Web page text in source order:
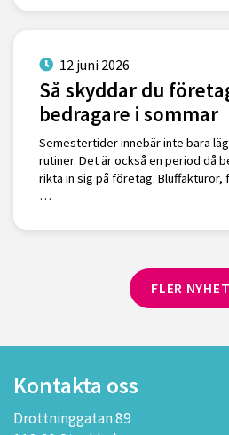
12 juni 2026
Så skyddar du
bedragare i sommar
Semestertider innebär inte bara
rutiner. Det är också en period då
rikta in sig på företag. Bluffakturor,
…
FLER
Kontakta oss
Drottninggatan 89